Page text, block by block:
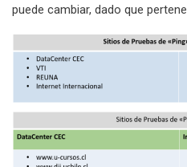
puede cambiar, dado que